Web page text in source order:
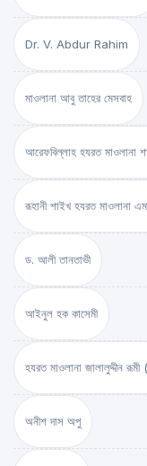
Dr. V. Abdur Rahim
মাওলানা আবু তাহের মেসবাহ
আরেফবিল্লাহ হযরত মাওলানা
রূহানী শাইখ হযরত মাওলানা
ড. আলী তানতাভী
আইনুল হক কাসেমী
হযরত মাওলানা জালালুদ্দীন রূমী
অনীশ দাস অপু